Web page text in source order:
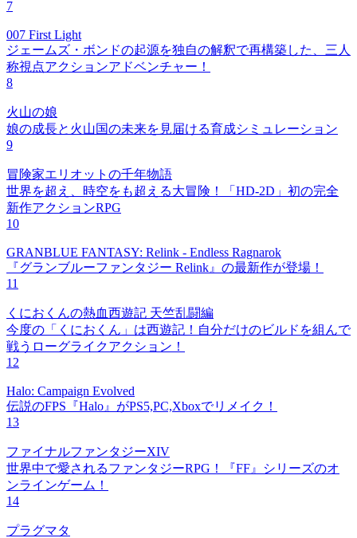
7
007 First Light
ジェームズ・ボンドの起源を独自の解釈で再構築した、三人
称視点アクションアドベンチャー！
8
火山の娘
娘の成長と火山国の未来を見届ける育成シミュレーション
9
冒険家エリオットの千年物語
世界を超え、時空をも超える大冒険！「HD-2D」初の完全
新作アクションRPG
10
GRANBLUE FANTASY: Relink - Endless Ragnarok
『グランブルーファンタジー Relink』の最新作が登場！
11
くにおくんの熱血西遊記 天竺乱闘編
今度の「くにおくん」は西遊記！自分だけのビルドを組んで
戦うローグライクアクション！
12
Halo: Campaign Evolved
伝説のFPS『Halo』がPS5,PC,Xboxでリメイク！
13
ファイナルファンタジーXIV
世界中で愛されるファンタジーRPG！『FF』シリーズのオ
ンラインゲーム！
14
プラグマタ